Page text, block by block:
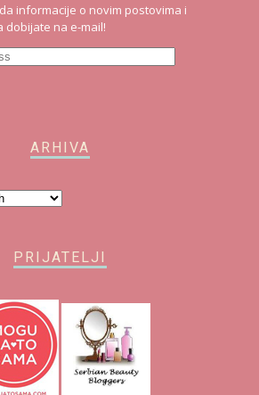
da informacije o novim postovima i
dobijate na e-mail!
ARHIVA
PRIJATELJI